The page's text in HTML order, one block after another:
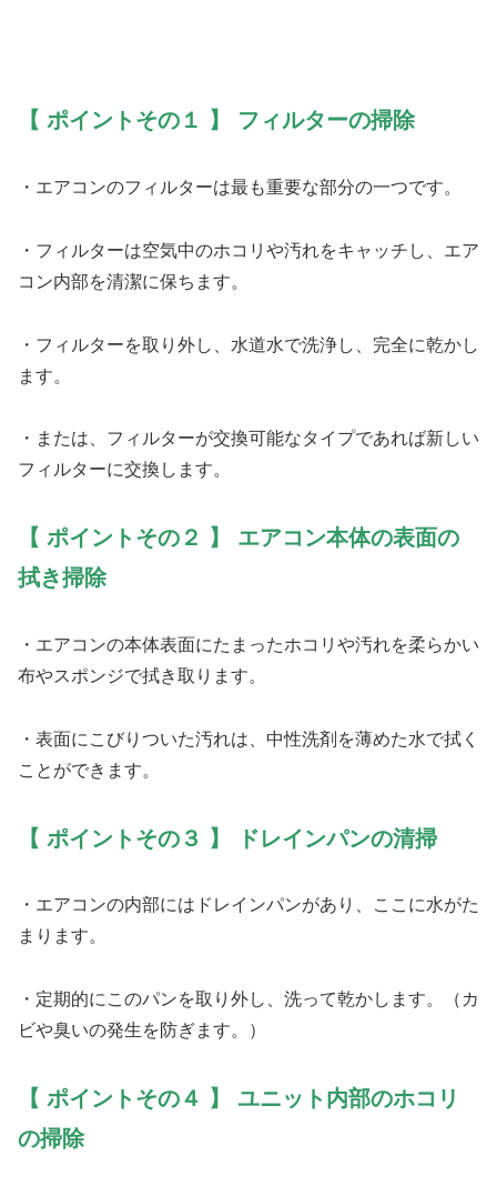
【 ポイントその１ 】 フィルターの掃除
・エアコンのフィルターは最も重要な部分の一つです。
・フィルターは空気中のホコリや汚れをキャッチし、エア
コン内部を清潔に保ちます。
・フィルターを取り外し、水道水で洗浄し、完全に乾かし
ます。
・または、フィルターが交換可能なタイプであれば新しい
フィルターに交換します。
【 ポイントその２ 】 エアコン本体の表面の
拭き掃除
・エアコンの本体表面にたまったホコリや汚れを柔らかい
布やスポンジで拭き取ります。
・表面にこびりついた汚れは、中性洗剤を薄めた水で拭く
ことができます。
【 ポイントその３ 】 ドレインパンの清掃
・エアコンの内部にはドレインパンがあり、ここに水がた
まります。
・定期的にこのパンを取り外し、洗って乾かします。（カ
ビや臭いの発生を防ぎます。）
【 ポイントその４ 】 ユニット内部のホコリ
の掃除